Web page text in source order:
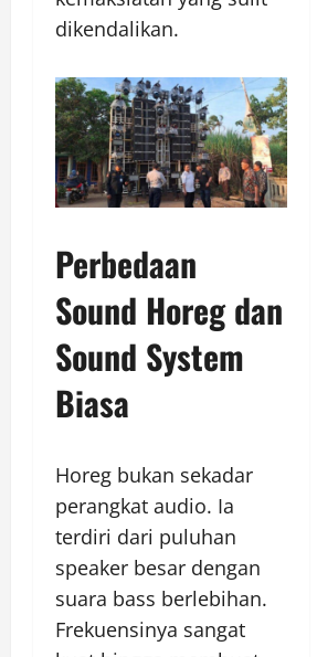
dikendalikan.
Perbedaan
Sound Horeg dan
Sound System
Biasa
Horeg bukan sekadar
perangkat audio. Ia
terdiri dari puluhan
speaker besar dengan
suara bass berlebihan.
Frekuensinya sangat